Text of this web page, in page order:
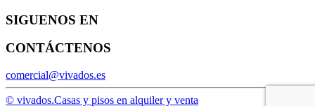
SIGUENOS EN
CONTÁCTENOS
comercial@vivados.es
© vivados.Casas y pisos en alquiler y venta